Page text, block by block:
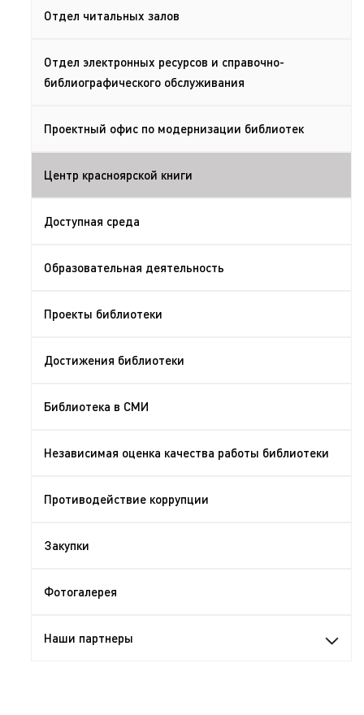
Отдел читальных залов
Отдел электронных ресурсов и справочно-
библиографического обслуживания
Проектный офис по модернизации библиотек
Центр красноярской книги
Доступная среда
Образовательная деятельность
Проекты библиотеки
Достижения библиотеки
Библиотека в СМИ
Независимая оценка качества работы библиотеки
Противодействие коррупции
Закупки
Фотогалерея
Наши партнеры